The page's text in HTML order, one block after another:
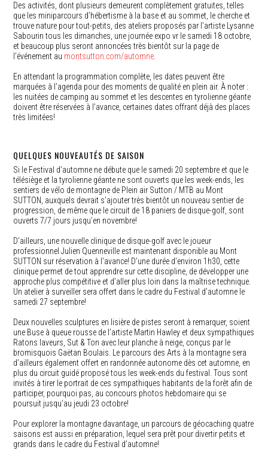
Des activités, dont plusieurs demeurent complètement gratuites, telles
que les miniparcours d’hébertisme à la base et au sommet, le cherche et
trouve nature pour tout-petits, des ateliers proposés par l’artiste Lysanne
Sabourin tous les dimanches, une journée expo vr le samedi 18 octobre,
et beaucoup plus seront annoncées très bientôt sur la page de
l’événement au montsutton.com/automne
En attendant la programmation complète, les dates peuvent être
marquées à l’agenda pour des moments de qualité en plein air. À noter :
les nuitées de camping au sommet et les descentes en tyrolienne géante
doivent être réservées à l’avance, certaines dates offrant déjà des places
très limitées!
QUELQUES NOUVEAUTÉS DE SAISON
Si le Festival d’automne ne débute que le samedi 20 septembre et que le
télésiège et la tyrolienne géante ne sont ouverts que les week-ends, les
sentiers de vélo de montagne de Plein air Sutton / MTB au Mont
SUTTON, auxquels devrait s’ajouter très bientôt un nouveau sentier de
progression, de même que le circuit de 18 paniers de disque-golf, sont
ouverts 7/7 jours jusqu’en novembre!
D’ailleurs, une nouvelle clinique de disque-golf avec le joueur
professionnel Julien Quenneville est maintenant disponible au Mont
SUTTON sur réservation à l’avance! D’une durée d’environ 1h30, cette
clinique permet de tout apprendre sur cette discipline, de développer une
approche plus compétitive et d’aller plus loin dans la maîtrise technique.
Un atelier à surveiller sera offert dans le cadre du Festival d’automne le
samedi 27 septembre!
Deux nouvelles sculptures en lisière de pistes seront à remarquer, soient
une Buse à queue rousse de l’artiste Martin Hawley et deux sympathiques
Ratons laveurs, Sut & Ton avec leur planche à neige, conçus par le
bromisquois Gaëtan Boulais. Le parcours des Arts à la montagne sera
d’ailleurs également offert en randonnée autonome dès cet automne, en
plus du circuit guidé proposé tous les week-ends du festival. Tous sont
invités à tirer le portrait de ces sympathiques habitants de la forêt afin de
participer, pourquoi pas, au concours photos hebdomaire qui se
poursuit jusqu’au jeudi 23 octobre!
Pour explorer la montagne davantage, un parcours de géocaching quatre
saisons est aussi en préparation, lequel sera prêt pour divertir petits et
grands dans le cadre du Festival d’automne!